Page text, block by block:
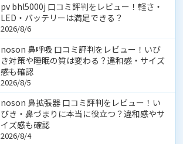
pv bhl5000j 口コミ評判をレビュー！軽さ・
LED・バッテリーは満足できる？
2026/8/6
noson 鼻呼吸 口コミ評判をレビュー！いび
き対策や睡眠の質は変わる？違和感・サイズ
感も確認
2026/8/5
noson 鼻拡張器 口コミ評判をレビュー！い
びき・鼻づまりに本当に役立つ？違和感やサ
イズ感も確認
2026/8/4